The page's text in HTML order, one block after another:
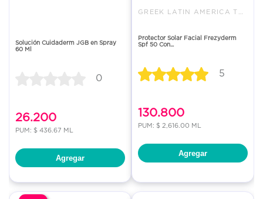
Solución Cuidaderm JGB en Spray
60 Ml
0
26.200
PUM: $ 436.67 ML
Agregar
Protector Solar Facial Frezyderm
Spf 50 Con...
5
130.800
PUM: $ 2,616.00 ML
Agregar